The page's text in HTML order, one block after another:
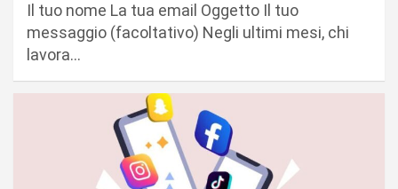
Il tuo nome La tua email Oggetto Il tuo
messaggio (facoltativo) Negli ultimi mesi, chi
lavora…